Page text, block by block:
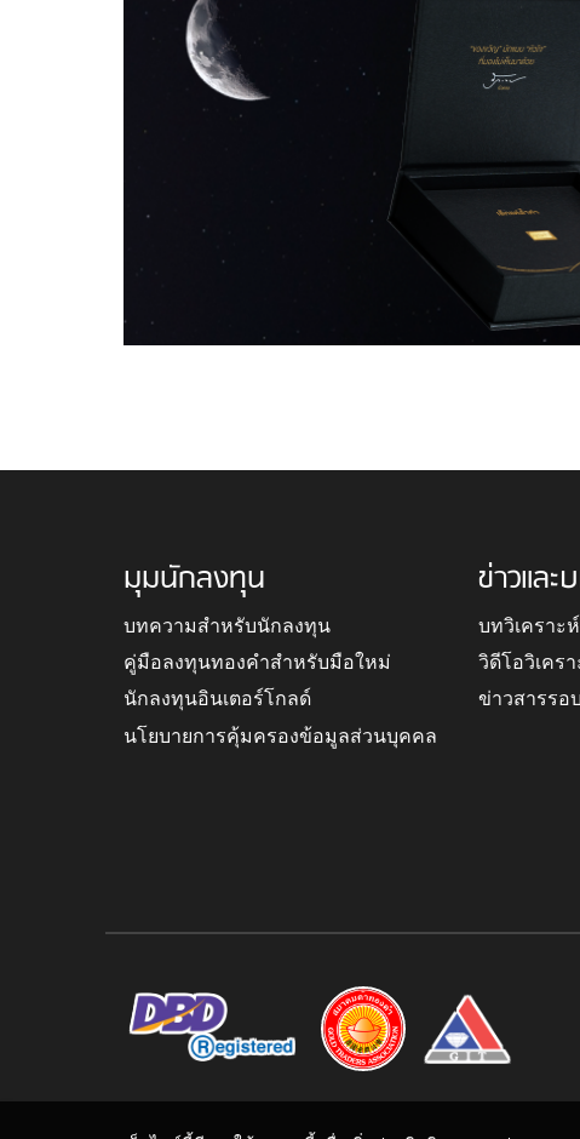
มุมนักลงทุน
บทความสำหรับนักลงทุน
คู่มือลงทุนทองคำสำหรับมือใหม่
นักลงทุนอินเตอร์โกลด์
นโยบายการคุ้มครองข้อมูลส่วนบุคคล
ข่าวและ
บทวิเคราะ
วิดีโอวิเคร
ข่าวสารรอ